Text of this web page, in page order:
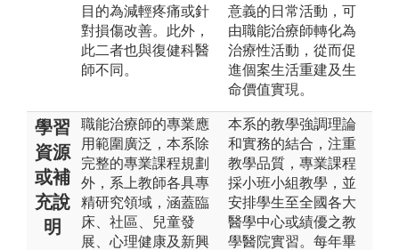
目的為減輕疼痛或針
對損傷改善。此外，
此二者也與復健科醫
師不同。
意義的日常活動，可
由職能治療師轉化為
治療性活動，從而促
進個案生活重建及生
命價值實現。
學習
資源
或補
充說
明
職能治療師的專業應
用範圍廣泛，本系除
完整的專業課程規劃
外，系上教師各具專
精研究領域，涵蓋臨
床、社區、兒童發
展、心理健康及新興
本系的教學強調理論
和實務的結合，注重
教學品質，專業課程
採小班小組教學，並
安排學生至全國各大
醫學中心或績優之教
學醫院實習。每年畢